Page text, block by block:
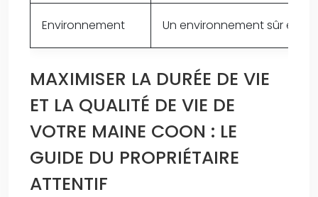
Environnement Un environnement sûr et
MAXIMISER LA DURÉE DE VIE
ET LA QUALITÉ DE VIE DE
VOTRE MAINE COON : LE
GUIDE DU PROPRIÉTAIRE
ATTENTIF